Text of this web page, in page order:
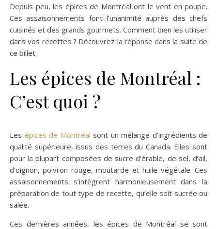
Depuis peu, les épices de Montréal ont le vent en poupe.
Ces assaisonnements font l’unanimité auprès des chefs
cuisinés et des grands gourmets. Comment bien les utiliser
dans vos recettes ? Découvrez la réponse dans la suite de
ce billet.
Les épices de Montréal :
C’est quoi ?
Les épices de Montréal sont un mélange d’ingrédients de
qualité supérieure, issus des terres du Canada. Elles sont
pour la plupart composées de sucre d’érable, de sel, d’ail,
d’oignon, poivron rouge, moutarde et huile végétale. Ces
assaisonnements s’intègrent harmonieusement dans la
préparation de tout type de recette, qu’elle soit sucrée ou
salée.
Ces dernières années, les épices de Montréal se sont